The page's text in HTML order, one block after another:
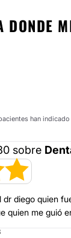
han indicado
sobre
diego quien
quien me guió